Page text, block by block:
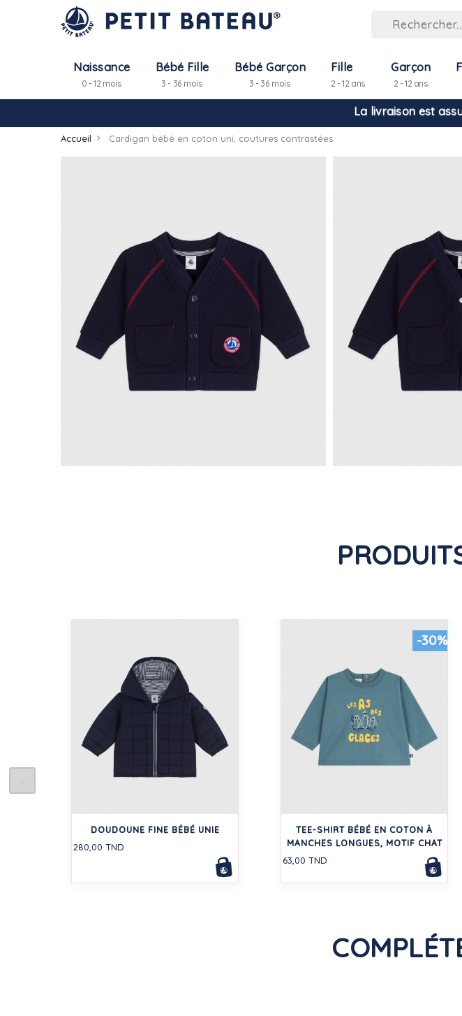
Naissance
0 - 12 mois
Bébé Fille
3 - 36 mois
Bébé Garçon
3 - 36 mois
Fille
2 - 12 ans
Garçon
2 - 12 ans
Hello ! Bon
La livraison est
-10% pour tout paiement
Accueil Cardigan bébé en coton uni, coutures contrastées
DOUDOUNE FINE BÉBÉ UNIE
280,00 TND
-30%
TEE-SHIRT BÉBÉ EN COTON À
MANCHES LONGUES, MOTIF CHAT
63,00 TND